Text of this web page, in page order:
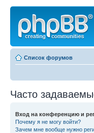
Список форумов
Часто
Вход на конференцию и
Почему я не могу войти?
Зачем мне вообще нужно